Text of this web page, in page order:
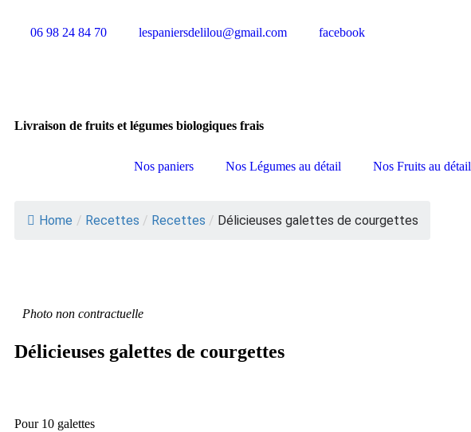
06 98 24 84 70 lespaniersdelilou@gmail.com facebook
Livraison de fruits et légumes biologiques frais
Nos paniers Nos Légumes au détail Nos Fruits au détail
Home / Recettes / Recettes / Délicieuses galettes de courgettes
Photo non contractuelle
Délicieuses galettes de courgettes
Pour 10 galettes